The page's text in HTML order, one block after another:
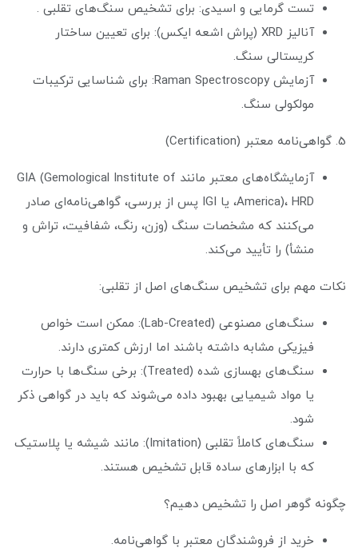
تست گرمایی و اسیدی: برای تشخیص سنگ‌های تقلبی .
آنالیز XRD (پراش اشعه ایکس): برای تعیین ساختار
کریستالی سنگ.
آزمایش Raman Spectroscopy: برای شناسایی ترکیبات
مولکولی سنگ.
5. گواهی‌نامه معتبر (Certification)
آزمایشگاه‌های معتبر مانند GIA (Gemological Institute of
America)، HRD، یا IGI پس از بررسی، گواهی‌نامه‌ای صادر
می‌کنند که مشخصات سنگ (وزن، رنگ، شفافیت، تراش و
منشأ) را تأیید می‌کند.
نکات مهم برای تشخیص سنگ‌های اصل از تقلبی:
سنگ‌های مصنوعی (Lab-Created): ممکن است خواص
فیزیکی مشابه داشته باشند اما ارزش کمتری دارند.
سنگ‌های بهسازی شده (Treated): برخی سنگ‌ها با حرارت
یا مواد شیمیایی بهبود داده می‌شوند که باید در گواهی ذکر
شود.
سنگ‌های کاملاً تقلبی (Imitation): مانند شیشه یا پلاستیک
که با ابزارهای ساده قابل تشخیص هستند.
چگونه گوهر اصل را تشخیص دهیم؟
خرید از فروشندگان معتبر با گواهی‌نامه.